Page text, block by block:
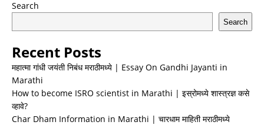
Search
Search
Recent Posts
महात्मा गांधी जयंती निबंध मराठीमध्ये | Essay On Gandhi Jayanti in
Marathi
How to become ISRO scientist in Marathi | इस्रोमध्ये शास्त्रज्ञ कसे
व्हावे?
Char Dham Information in Marathi | चारधाम माहिती मराठीमध्ये